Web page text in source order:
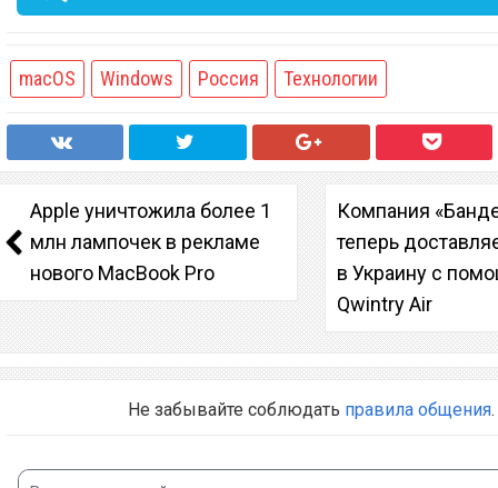
macOS Windows Россия Технологии
Apple уничтожила более 1
млн лампочек в рекламе
нового MacBook Pro
Компания
теперь
в Украину с
Qwintry Air
Не забывайте соблюдать правила общения.